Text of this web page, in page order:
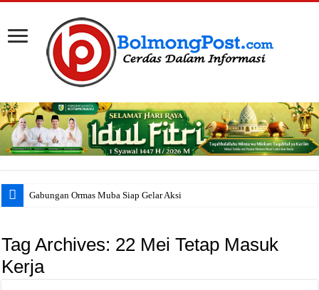
Gabungan Ormas Muba Siap Gelar Aksi di K
Tag Archives: 22 Mei Tetap Masuk
Kerja